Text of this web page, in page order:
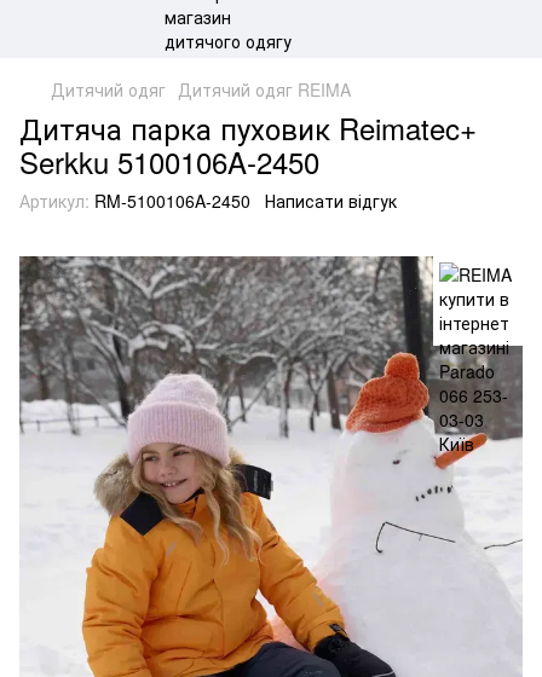
Дитячий одяг Дитячий одяг REIMA
Дитяча парка пуховик Reimatec+
Serkku 5100106A-2450
Артикул: RM-5100106A-2450 Написати відгук